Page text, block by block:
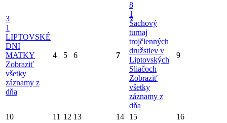
3
1
LIPTOVSKÉ
DNI
MATKY
Zobraziť
všetky
záznamy z
dňa
4 5 6 7
8
1
Šachový
turnaj
trojčlenných
družstiev v
Liptovských
Sliačoch
Zobraziť
všetky
záznamy z
dňa
9
10 11 12 13 14 15 16